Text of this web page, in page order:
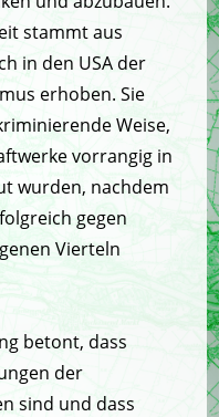
stammt aus
in den USA der
erhoben. Sie
Weise,
vorrangig in
wurden, nachdem
gegen
Vierteln
betont, dass
der
sind und dass